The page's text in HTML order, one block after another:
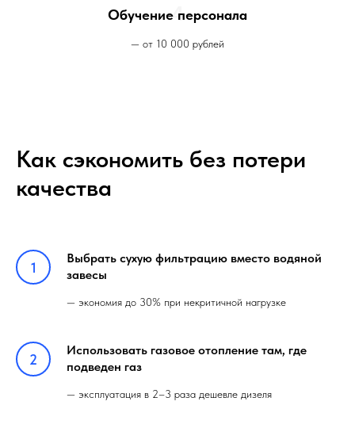
Обучение персонала
— от 10 000 рублей
4
Как сэкономить без потери
качества
Выбрать сухую фильтрацию вместо водяной
завесы
— экономия до 30% при некритичной нагрузке
Использовать газовое отопление там, где
подведен газ
— эксплуатация в 2–3 раза дешевле дизеля